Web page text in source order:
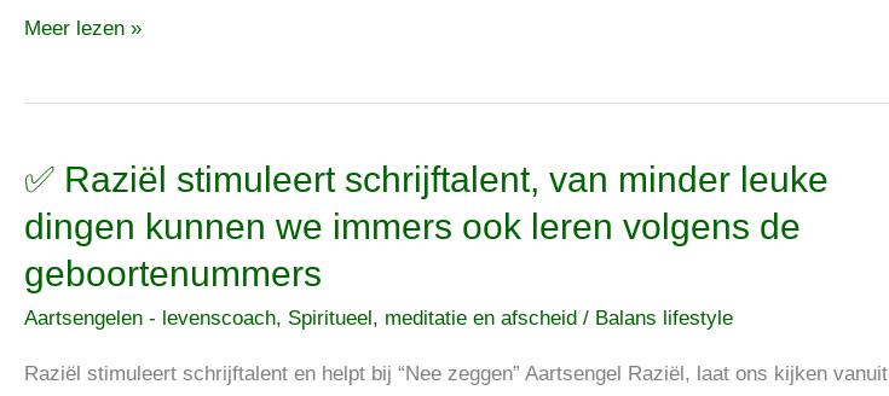
bij
gevoeligheid
angst
Meer lezen »
✅ Raziël stimuleert schrijftalent, van minder leuke
dingen kunnen we immers ook leren volgens de
geboortenummers
Aartsengelen - levenscoach, Spiritueel, meditatie en afscheid / Balans lifestyle
Raziël stimuleert schrijftalent en helpt bij “Nee zeggen” Aartsengel Raziël, laat ons kijken vanuit
✅
stimuleert
schrijftalent,
van
leuke